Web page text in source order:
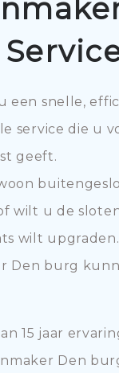
een snelle,
service die u
geeft.
wilt u de
wilt
Den burg
15 jaar
Den